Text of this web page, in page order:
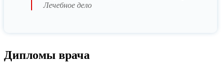
Лечебное дело
Дипломы врача